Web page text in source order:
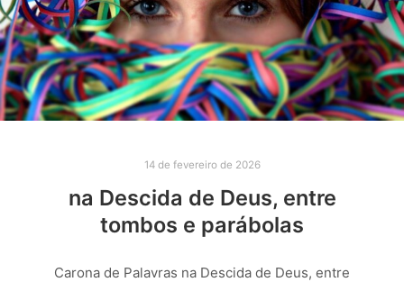
14 de fevereiro de 2026
na Descida de Deus, entre
tombos e parábolas
Carona de Palavras na Descida de Deus, entre